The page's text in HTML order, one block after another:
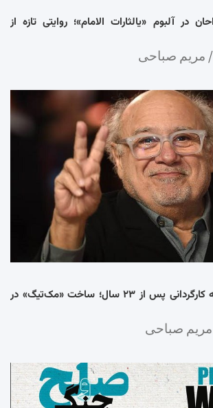
در آلبوم «یالثارات الامام»؛ روایتی تازه از
مریم صباحی
بازگشت دنی دویتو به کارگردانی پس از ۲۳ سال؛ ساخت «مک‌تیگ» در
مریم صباحی